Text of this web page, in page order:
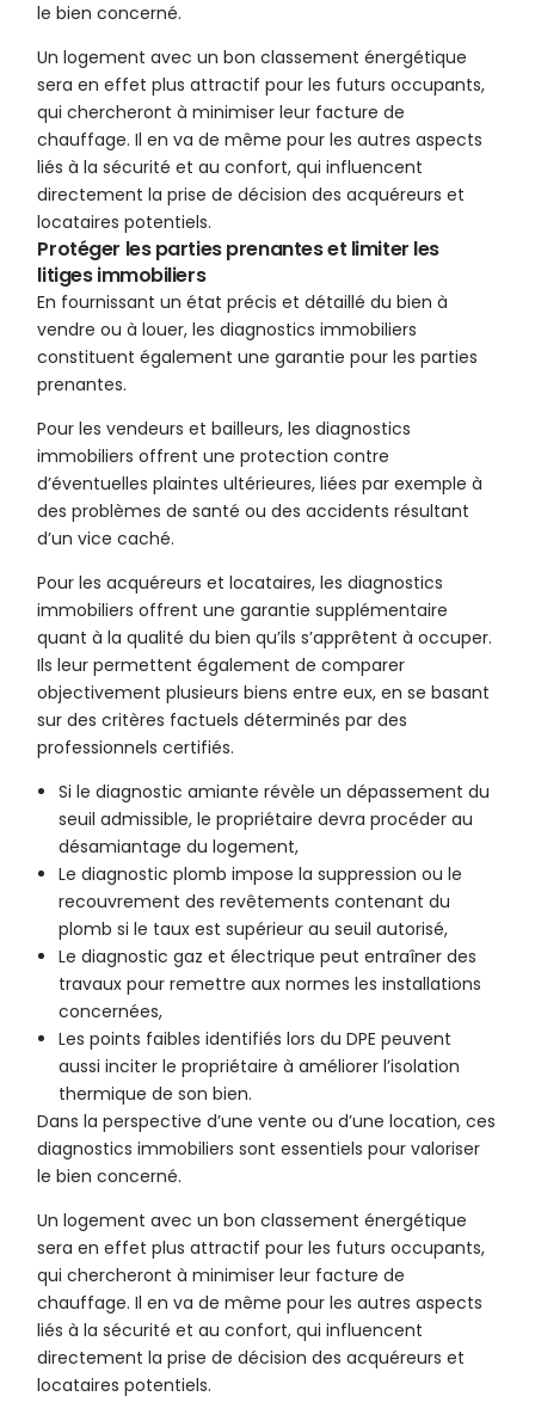
le bien concerné.
Un logement avec un bon classement énergétique
sera en effet plus attractif pour les futurs occupants,
qui chercheront à minimiser leur facture de
chauffage. Il en va de même pour les autres aspects
liés à la sécurité et au confort, qui influencent
directement la prise de décision des acquéreurs et
locataires potentiels.
Protéger les parties prenantes et limiter les
litiges immobiliers
En fournissant un état précis et détaillé du bien à
vendre ou à louer, les diagnostics immobiliers
constituent également une garantie pour les parties
prenantes.
Pour les vendeurs et bailleurs, les diagnostics
immobiliers offrent une protection contre
d’éventuelles plaintes ultérieures, liées par exemple à
des problèmes de santé ou des accidents résultant
d’un vice caché.
Pour les acquéreurs et locataires, les diagnostics
immobiliers offrent une garantie supplémentaire
quant à la qualité du bien qu’ils s’apprêtent à occuper.
Ils leur permettent également de comparer
objectivement plusieurs biens entre eux, en se basant
sur des critères factuels déterminés par des
professionnels certifiés.
Si le diagnostic amiante révèle un dépassement du
seuil admissible, le propriétaire devra procéder au
désamiantage du logement,
Le diagnostic plomb impose la suppression ou le
recouvrement des revêtements contenant du
plomb si le taux est supérieur au seuil autorisé,
Le diagnostic gaz et électrique peut entraîner des
travaux pour remettre aux normes les installations
concernées,
Les points faibles identifiés lors du DPE peuvent
aussi inciter le propriétaire à améliorer l’isolation
thermique de son bien.
Dans la perspective d’une vente ou d’une location, ces
diagnostics immobiliers sont essentiels pour valoriser
le bien concerné.
Un logement avec un bon classement énergétique
sera en effet plus attractif pour les futurs occupants,
qui chercheront à minimiser leur facture de
chauffage. Il en va de même pour les autres aspects
liés à la sécurité et au confort, qui influencent
directement la prise de décision des acquéreurs et
locataires potentiels.